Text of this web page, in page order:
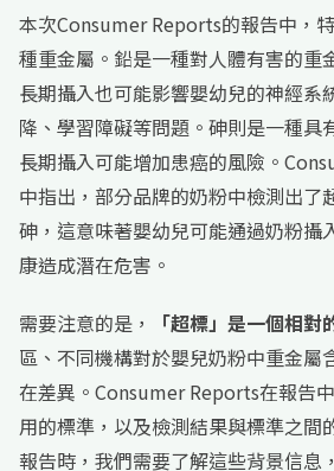
本次Consumer Reports的報告中，
種重金屬。鉛是一種對人體有害的重
長期攝入也可能影響嬰幼兒的神經系
降、學習障礙等問題。砷則是一種具
長期攝入可能增加患癌的風險。
中指出，部分品牌的奶粉中檢測出了
砷，這意味著嬰幼兒可能通過奶粉攝
康造成潛在危害。
需要注意的是， 「超標」是一個相對
區、不同機構對於嬰兒奶粉中重金屬
在差異。Consumer Reports在報告
用的標準，以及檢測結果與標準之間
報告時，我們需要了解這些背景信息